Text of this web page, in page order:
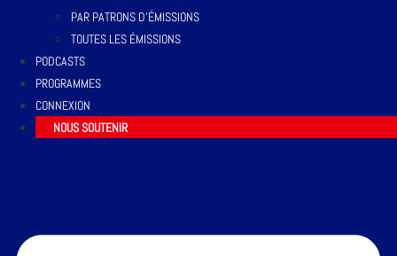
PAR PATRONS D’ÉMISSIONS
TOUTES LES ÉMISSIONS
PODCASTS
PROGRAMMES
CONNEXION
NOUS SOUTENIR